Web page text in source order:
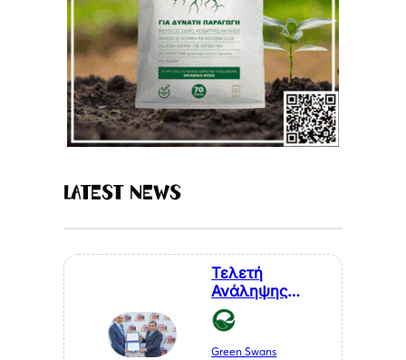
Latest News
Τελετή
Ανάληψης
Καθηκόντων
του Επίτιμου
Προξένου της
Green Swans